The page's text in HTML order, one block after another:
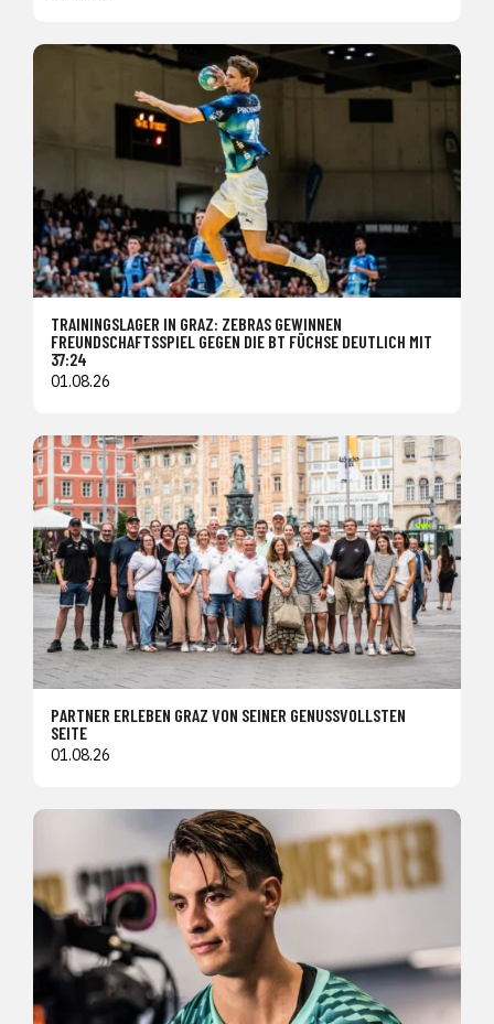
TRAININGSLAGER IN GRAZ: ZEBRAS GEWINNEN
FREUNDSCHAFTSSPIEL GEGEN DIE BT FÜCHSE DEUTLICH MIT
37:24
01.08.26
PARTNER ERLEBEN GRAZ VON SEINER GENUSSVOLLSTEN
SEITE
01.08.26